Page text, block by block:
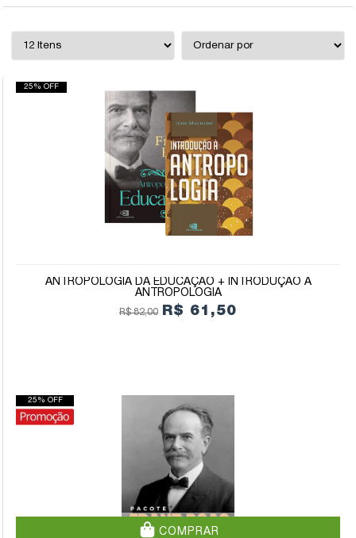
25% OFF
ANTROPOLOGIA DA EDUCAÇÃO + INTRODUÇÃO À
ANTROPOLOGIA
R$ 82,00 R$ 61,50
COMPRAR
25% OFF